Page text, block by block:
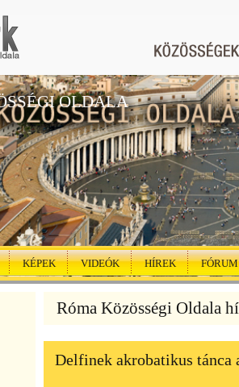
OLDALA
KÉPEK VIDEÓK HÍREK FÓRUM
Róma Közösségi Oldala
Delfinek akrobatikus tánca